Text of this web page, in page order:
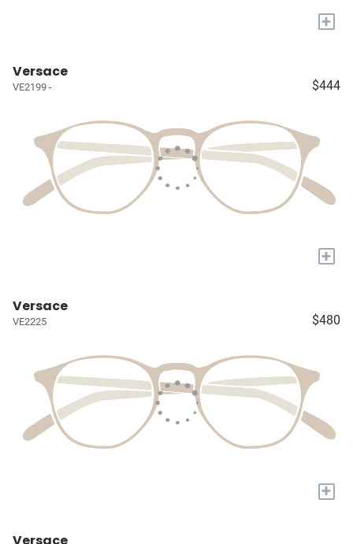
+
Versace
VE2199 - $444
+
Versace
VE2225 $480
+